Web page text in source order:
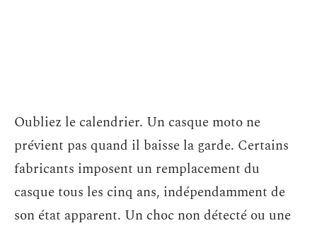
Oubliez le calendrier. Un casque moto ne
prévient pas quand il baisse la garde. Certains
fabricants imposent un remplacement du
casque tous les cinq ans, indépendamment de
son état apparent. Un choc non détecté ou une